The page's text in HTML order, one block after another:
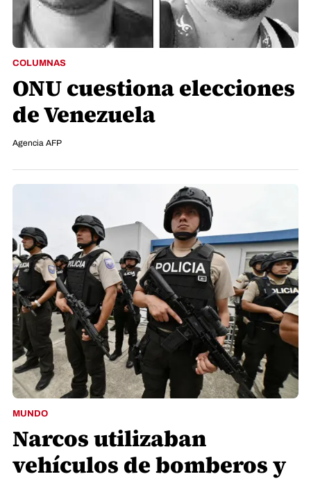
COLUMNAS
ONU cuestiona elecciones
de Venezuela
Agencia AFP
MUNDO
Narcos utilizaban
vehículos de bomberos y